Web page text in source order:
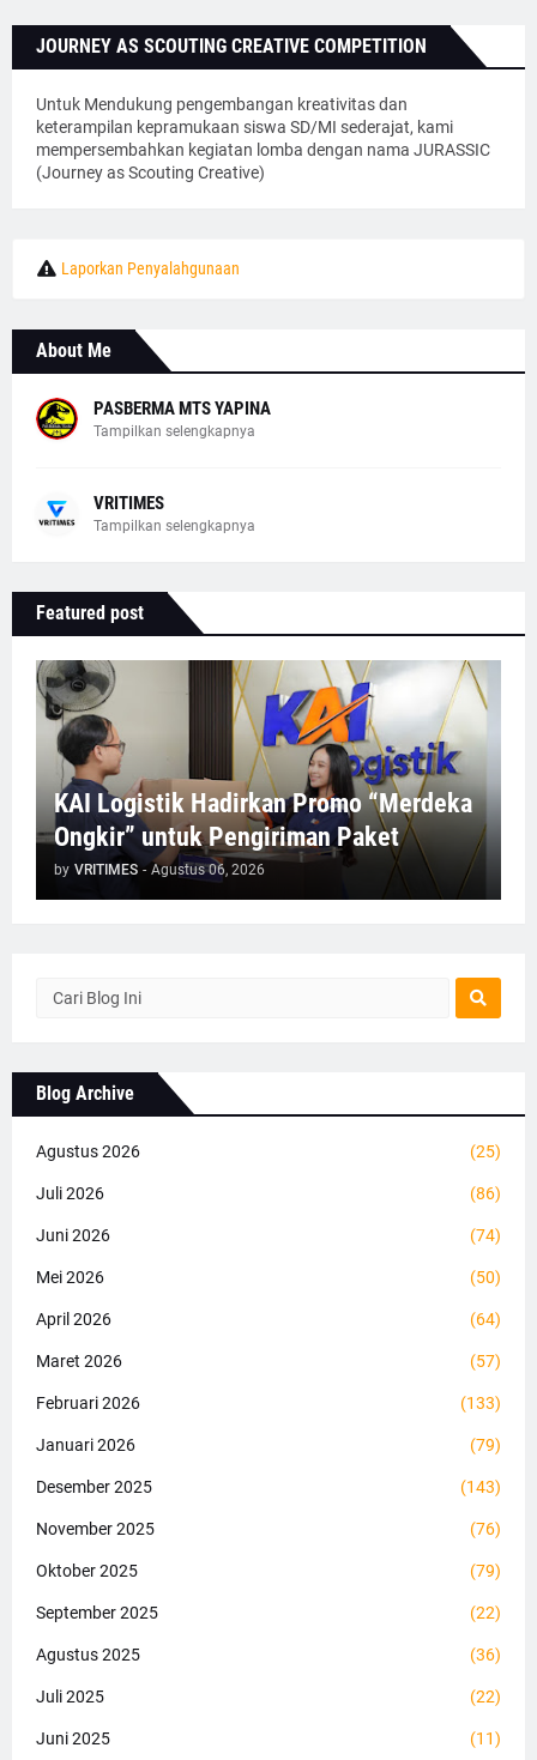
JOURNEY AS SCOUTING CREATIVE COMPETITION
Untuk Mendukung pengembangan kreativitas dan
keterampilan kepramukaan siswa SD/MI sederajat, kami
mempersembahkan kegiatan lomba dengan nama JURASSIC
(Journey as Scouting Creative)
Laporkan Penyalahgunaan
About Me
PASBERMA MTS YAPINA
Tampilkan selengkapnya
VRITIMES
Tampilkan selengkapnya
Featured post
KAI Logistik Hadirkan Promo “Merdeka
Ongkir” untuk Pengiriman Paket
by VRITIMES - Agustus 06, 2026
Blog Archive
Agustus 2026 (25)
Juli 2026 (86)
Juni 2026 (74)
Mei 2026 (50)
April 2026 (64)
Maret 2026 (57)
Februari 2026 (133)
Januari 2026 (79)
Desember 2025 (143)
November 2025 (76)
Oktober 2025 (79)
September 2025 (22)
Agustus 2025 (36)
Juli 2025 (22)
Juni 2025 (11)